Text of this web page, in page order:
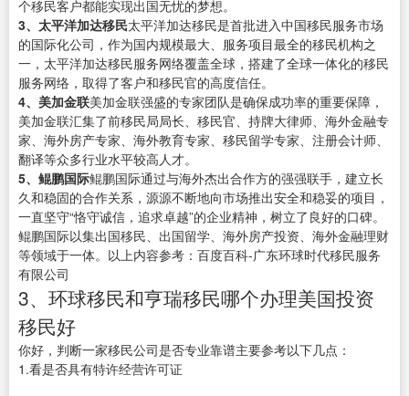
个移民客户都能实现出国无忧的梦想。
3、太平洋加达移民太平洋加达移民是首批进入中国移民服务市场
的国际化公司，作为国内规模最大、服务项目最全的移民机构之
一，太平洋加达移民服务网络覆盖全球，搭建了全球一体化的移民
服务网络，取得了客户和移民官的高度信任。
4、美加金联美加金联强盛的专家团队是确保成功率的重要保障，
美加金联汇集了前移民局局长、移民官、持牌大律师、海外金融专
家、海外房产专家、海外教育专家、移民留学专家、注册会计师、
翻译等众多行业水平较高人才。
5、鲲鹏国际鲲鹏国际通过与海外杰出合作方的强强联手，建立长
久和稳固的合作关系，源源不断地向市场推出安全和稳妥的项目，
一直坚守“恪守诚信，追求卓越”的企业精神，树立了良好的口碑。
鲲鹏国际以集出国移民、出国留学、海外房产投资、海外金融理财
等领域于一体。以上内容参考：百度百科-广东环球时代移民服务
有限公司
3、环球移民和亨瑞移民哪个办理美国投资
移民好
你好，判断一家移民公司是否专业靠谱主要参考以下几点：
1.看是否具有特许经营许可证